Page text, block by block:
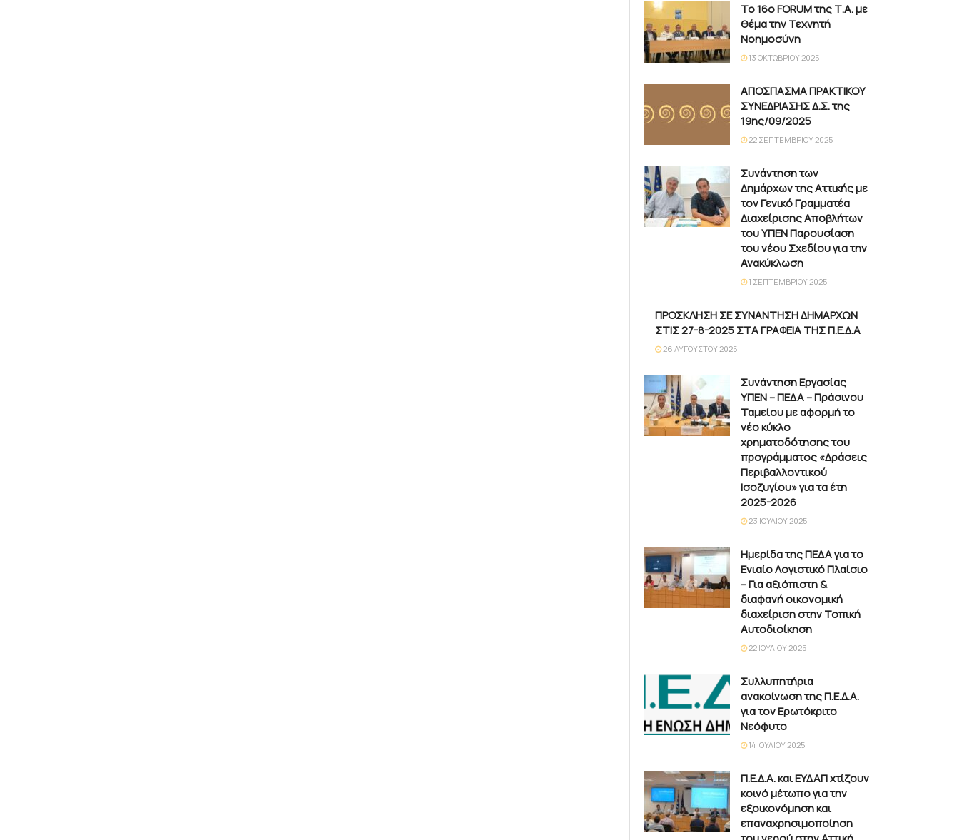
Το 16ο FORUM της Τ.Α. με
θέμα την Τεχνητή
Νοημοσύνη
13 ΟΚΤΩΒΡΊΟΥ 2025
ΑΠΟΣΠΑΣΜΑ ΠΡΑΚΤΙΚΟΥ
ΣΥΝΕΔΡΙΑΣΗΣ Δ.Σ. της
19ης/09/2025
22 ΣΕΠΤΕΜΒΡΊΟΥ 2025
Συνάντηση των
Δημάρχων της Αττικής με
τον Γενικό Γραμματέα
Διαχείρισης Αποβλήτων
του ΥΠΕΝ Παρουσίαση
του νέου Σχεδίου για την
Ανακύκλωση
1 ΣΕΠΤΕΜΒΡΊΟΥ 2025
ΠΡΟΣΚΛΗΣΗ ΣΕ ΣΥΝΑΝΤΗΣΗ ΔΗΜΑΡΧΩΝ
ΣΤΙΣ 27-8-2025 ΣΤΑ ΓΡΑΦΕΙΑ ΤΗΣ Π.Ε.Δ.Α
26 ΑΥΓΟΎΣΤΟΥ 2025
Συνάντηση Εργασίας
ΥΠΕΝ – ΠΕΔΑ – Πράσινου
Ταμείου με αφορμή το
νέο κύκλο
χρηματοδότησης του
προγράμματος «Δράσεις
Περιβαλλοντικού
Ισοζυγίου» για τα έτη
2025-2026
23 ΙΟΥΛΊΟΥ 2025
Ημερίδα της ΠΕΔΑ για το
Ενιαίο Λογιστικό Πλαίσιο
– Για αξιόπιστη &
διαφανή οικονομική
διαχείριση στην Τοπική
Αυτοδιοίκηση
22 ΙΟΥΛΊΟΥ 2025
Συλλυπητήρια
ανακοίνωση της Π.Ε.Δ.Α.
για τον Ερωτόκριτο
Νεόφυτο
14 ΙΟΥΛΊΟΥ 2025
Π.Ε.Δ.Α. και ΕΥΔΑΠ χτίζουν
κοινό μέτωπο για την
εξοικονόμηση και
επαναχρησιμοποίηση